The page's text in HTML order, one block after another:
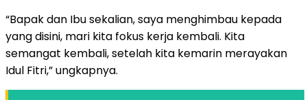
“Bapak dan Ibu sekalian, saya menghimbau kepada
yang disini, mari kita fokus kerja kembali. Kita
semangat kembali, setelah kita kemarin merayakan
Idul Fitri,” ungkapnya.